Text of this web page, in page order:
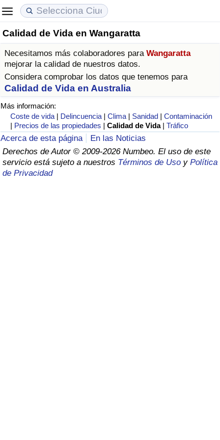
Calidad de Vida en Wangaratta
Necesitamos más colaboradores para Wangaratta
mejorar la calidad de nuestros datos.
Considera comprobar los datos que tenemos para
Calidad de Vida en Australia
Más información:
Coste de vida | Delincuencia |Clima | Sanidad |Contaminación
| Precios de las propiedades |Calidad de Vida |Tráfico
Acerca de esta página
En las Noticias
Derechos de Autor © 2009-2026 Numbeo. El uso de este
servicio está sujeto a nuestros Términos de Uso y Política
de Privacidad
Coste de vida
Índice de Costo de Vida (Actual)
Índice de Costo de Vida
Índice de costo de vida por país
en aqaba
Precios de las propiedades
Índice de Precios de Inmuebles (Actual)
Índice de Precios de Inmuebles
Índice de Precios de Inmuebles por País
Calidad de Vida
Índice de Calidad de Vida
Índice de Calidad de Vida (Actual)
Índice de calidad de vida por país
Delincuencia
Calificación del Índice de Criminalidad
(Actual)